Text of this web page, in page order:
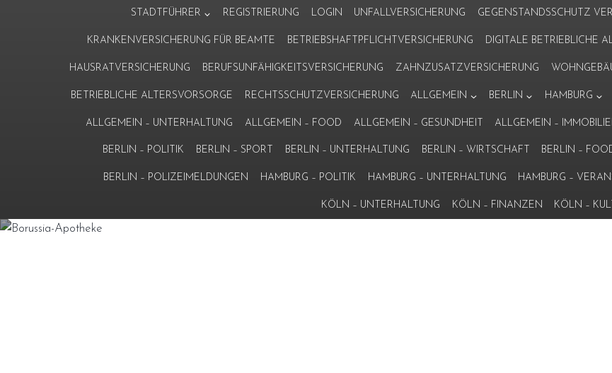
STADTFÜHRER REGISTRIERUNG LOGIN UNFALLVERSICHERUNG GEGENSTANDSSCHUTZ
KRANKENVERSICHERUNG FÜR BEAMTE BETRIEBSHAFTPFLICHTVERSICHERUNG DIGITALE BETRIEBLICHE
HAUSRATVERSICHERUNG BERUFSUNFÄHIGKEITSVERSICHERUNG ZAHNZUSATZVERSICHERUNG
BETRIEBLICHE ALTERSVORSORGE RECHTSSCHUTZVERSICHERUNG ALLGEMEIN BERLIN HAMBURG
ALLGEMEIN – UNTERHALTUNG ALLGEMEIN – FOOD ALLGEMEIN – GESUNDHEIT ALLGEMEIN –
BERLIN – POLITIK BERLIN – SPORT BERLIN – UNTERHALTUNG BERLIN – WIRTSCHAFT BERLIN –
BERLIN – POLIZEIMELDUNGEN HAMBURG – POLITIK HAMBURG – UNTERHALTUNG HAMBURG –
KÖLN – UNTERHALTUNG KÖLN – FINANZEN KÖLN –